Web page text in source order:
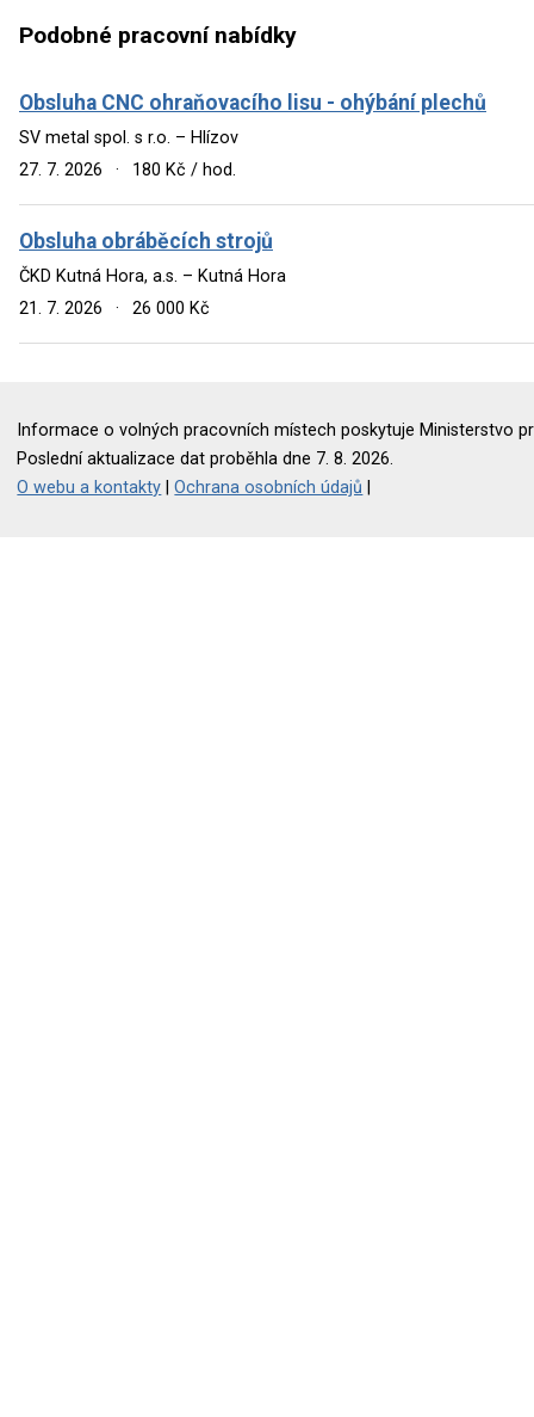
Podobné pracovní nabídky
Obsluha CNC ohraňovacího lisu - ohýbání plechů
SV metal spol. s r.o. – Hlízov
27. 7. 2026
· 180 Kč / hod.
Obsluha obráběcích strojů
ČKD Kutná Hora, a.s. – Kutná Hora
21. 7. 2026
· 26 000 Kč
Informace o volných pracovních místech poskytuje Ministerstvo
Poslední aktualizace dat proběhla dne 7. 8. 2026.
O webu a kontakty |Ochrana osobních údajů